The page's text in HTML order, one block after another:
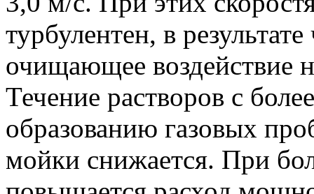
турбулентен, в
очищающее воздействие
Течение растворов с
образованию газовых
мойки снижается. При